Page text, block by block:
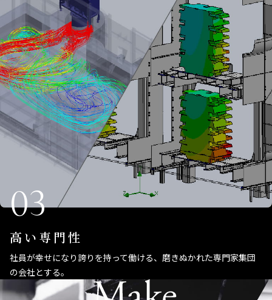
03
高い専門性
社員が幸せになり誇りを持って働ける、磨きぬかれた専門家集団
の会社とする。
Make ALL Smart